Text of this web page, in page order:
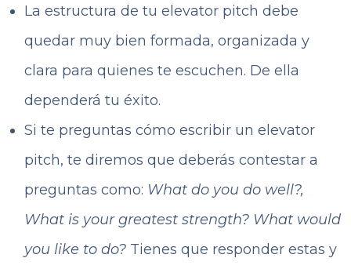
La estructura de tu elevator pitch debe
quedar muy bien formada, organizada y
clara para quienes te escuchen. De ella
dependerá tu éxito.
Si te preguntas cómo escribir un elevator
pitch, te diremos que deberás contestar a
preguntas como: What do you do well?,
What is your greatest strength? What would
you like to do?Tienes que responder estas y